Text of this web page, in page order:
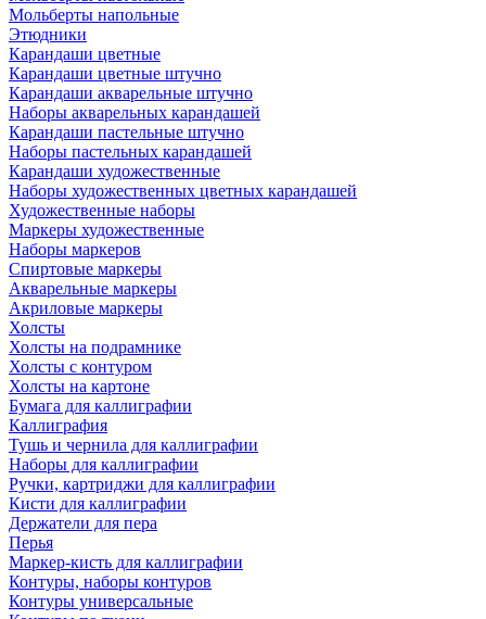
Мольберты напольные
Этюдники
Карандаши цветные
Карандаши цветные штучно
Карандаши акварельные штучно
Наборы акварельных карандашей
Карандаши пастельные штучно
Наборы пастельных карандашей
Карандаши художественные
Наборы художественных цветных карандашей
Художественные наборы
Маркеры художественные
Наборы маркеров
Спиртовые маркеры
Акварельные маркеры
Акриловые маркеры
Холсты
Холсты на подрамнике
Холсты с контуром
Холсты на картоне
Бумага для каллиграфии
Каллиграфия
Тушь и чернила для каллиграфии
Наборы для каллиграфии
Ручки, картриджи для каллиграфии
Кисти для каллиграфии
Держатели для пера
Перья
Маркер-кисть для каллиграфии
Контуры, наборы контуров
Контуры универсальные